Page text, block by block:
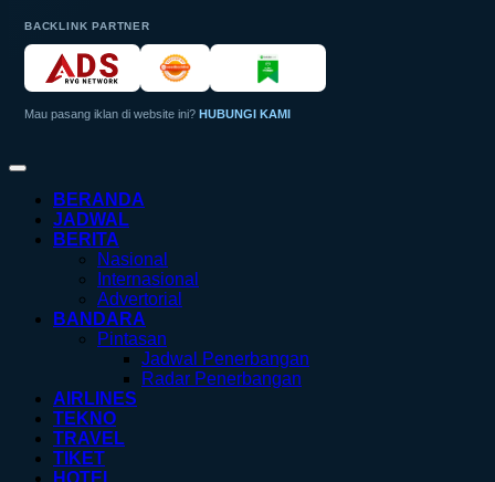
BACKLINK PARTNER
Mau pasang iklan di website ini? HUBUNGI KAMI
BERANDA
JADWAL
BERITA
Nasional
Internasional
Advertorial
BANDARA
Pintasan
Jadwal Penerbangan
Radar Penerbangan
AIRLINES
TEKNO
TRAVEL
TIKET
HOTEL